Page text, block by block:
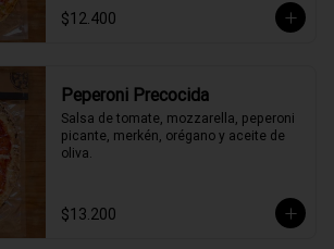
$12.400
Peperoni Precocida
Salsa de tomate, mozzarella, peperoni
picante, merkén, orégano y aceite de
oliva.
$13.200